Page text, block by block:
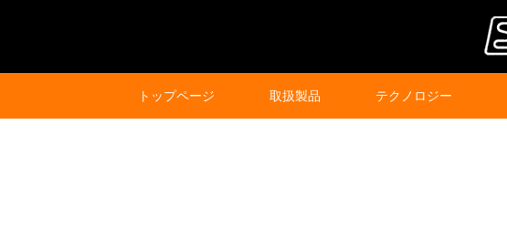
トップページ 取扱製品 テクノロジー